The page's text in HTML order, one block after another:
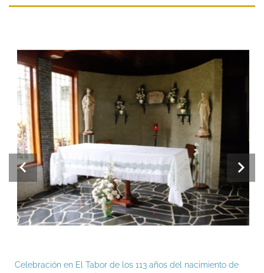
Celebración en El Tabor de los 113 años del nacimiento de